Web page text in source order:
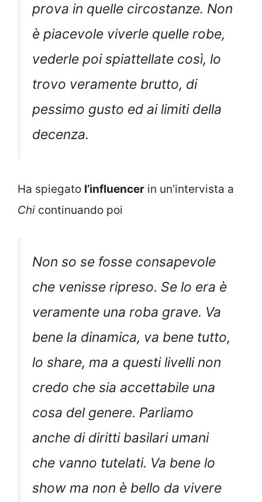
prova in quelle circostanze. Non
è piacevole viverle quelle robe,
vederle poi spiattellate così, lo
trovo veramente brutto, di
pessimo gusto ed ai limiti della
decenza.
Ha spiegato l’influencer in un’intervista a
Chi continuando poi
Non so se fosse consapevole
che venisse ripreso. Se lo era è
veramente una roba grave. Va
bene la dinamica, va bene tutto,
lo share, ma a questi livelli non
credo che sia accettabile una
cosa del genere. Parliamo
anche di diritti basilari umani
che vanno tutelati. Va bene lo
show ma non è bello da vivere